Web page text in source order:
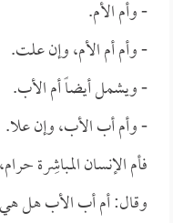
- وأم الأم.
- وأم أم الأم، وإن علت.
- ويشمل أيضاً أم الأب.
- وأم أب الأب، وإن علا.
فأم الإنسان المباشِرة
وقال: أم أب الأب هل